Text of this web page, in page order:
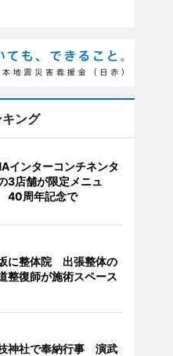
ング
インターコンチネンタ
3店舗が限定メニュ
40周年記念で
に整体院 出張整体の
整復師が施術スペース
神社で奉納行事 演武